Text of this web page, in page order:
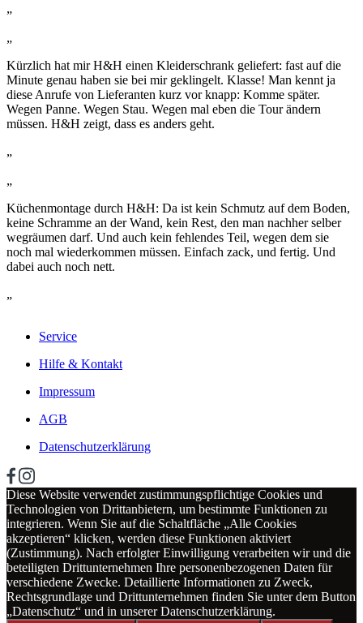
„
„
Kürzlich hat mir H&H einen Kleiderschrank geliefert: fast auf die
Minute genau haben sie bei mir geklingelt. Klasse! Man kennt ja
diese Anrufe von Lieferanten kurz vor knapp: Komme später.
Wegen Panne. Wegen Stau. Wegen mal eben die Tour ändern
müssen. H&H zeigt, dass es anders geht.
„
„
Küchenmontage durch H&H: Da ist kein Schmutz auf dem Boden,
keine Schramme an der Wand, kein Rest, den man nachher selber
wegräumen darf. Und auch kein fehlendes Teil, wegen dem sie
noch mal wiederkommen müssen. Einfach zack, und fertig. Und
dabei auch noch nett.
„
Service
Hilfe & Kontakt
Impressum
AGB
Datenschutzerklärung
Diese Website verwendet zustimmungspflichtige Cookies und
Technologien von Drittanbietern, um bestimmte Funktionen zu
integrieren. Wenn Sie auf die Schaltfläche „Alle Cookies
akzeptieren“ klicken, werden diese Funktionen aktiviert
(Zustimmung). Nach erfolgter Einwilligung verarbeiten wir und die
beteiligten Drittunternehmen Ihre personenbezogenen Daten für
verschiedene Zwecke. Detaillierte Informationen zu Zweck,
Rechtsgrundlage und Drittunternehmen finden Sie unter dem Button
„Datenschutz“ und in unserer Datenschutzerklärung.